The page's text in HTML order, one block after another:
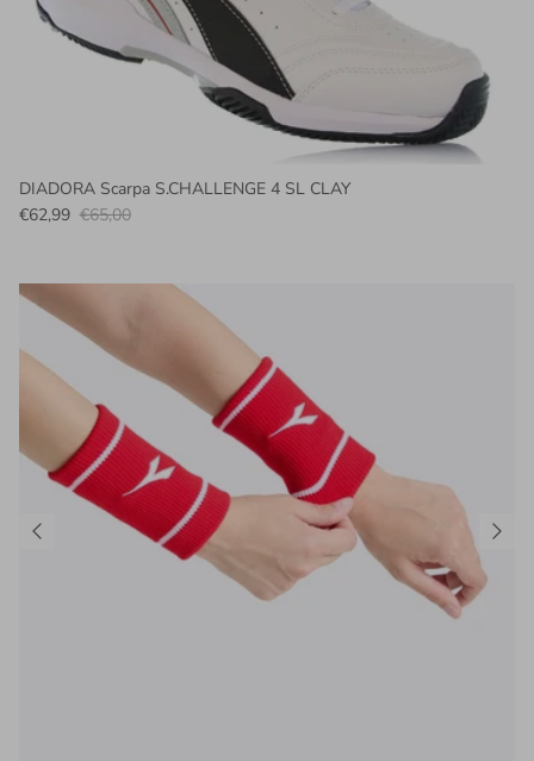
DIADORA Scarpa S.CHALLENGE 4 SL CLAY
€62,99 €65,00